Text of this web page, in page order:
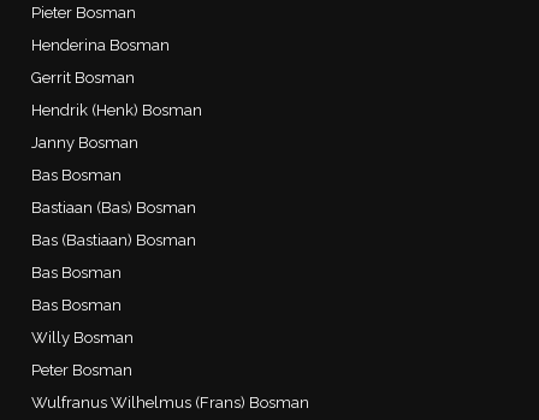
Pieter Bosman
Henderina Bosman
Gerrit Bosman
Hendrik (Henk) Bosman
Janny Bosman
Bas Bosman
Bastiaan (Bas) Bosman
Bas (Bastiaan) Bosman
Bas Bosman
Bas Bosman
Willy Bosman
Peter Bosman
Wulfranus Wilhelmus (Frans) Bosman